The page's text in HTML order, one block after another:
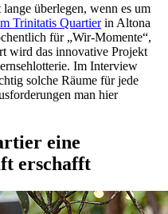
überlegen, wenn es um
Trinitatis Quartierin Altona
für „Wir-Momente“,
wird das innovative Projekt
Im Interview
solche Räume für jede
man hier
eine
erschafft